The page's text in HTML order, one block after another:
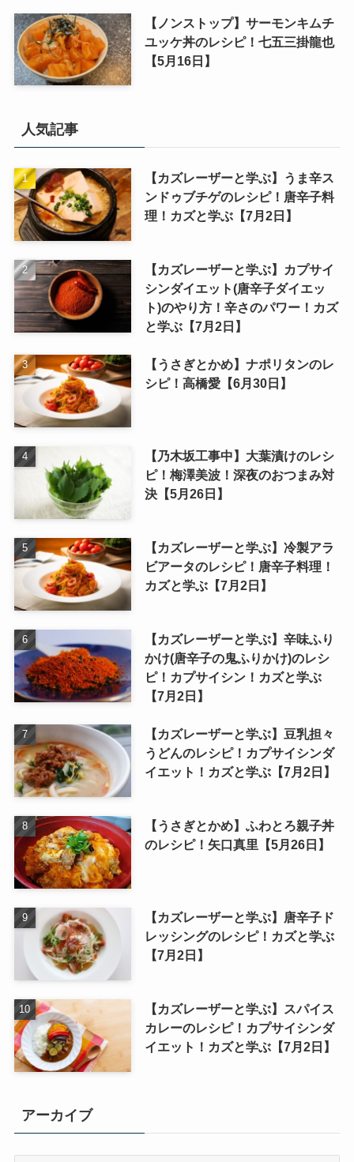
【ノンストップ】サーモンキムチ
ユッケ丼のレシピ！七五三掛龍也
【5月16日】
人気記事
【カズレーザーと学ぶ】うま辛ス
ンドゥブチゲのレシピ！唐辛子料
理！カズと学ぶ【7月2日】
【カズレーザーと学ぶ】カプサイ
シンダイエット(唐辛子ダイエッ
ト)のやり方！辛さのパワー！カズ
と学ぶ【7月2日】
【うさぎとかめ】ナポリタンのレ
シピ！高橋愛【6月30日】
【乃木坂工事中】大葉漬けのレシ
ピ！梅澤美波！深夜のおつまみ対
決【5月26日】
【カズレーザーと学ぶ】冷製アラ
ビアータのレシピ！唐辛子料理！
カズと学ぶ【7月2日】
【カズレーザーと学ぶ】辛味ふり
かけ(唐辛子の鬼ふりかけ)のレシ
ピ！カプサイシン！カズと学ぶ
【7月2日】
【カズレーザーと学ぶ】豆乳担々
うどんのレシピ！カプサイシンダ
イエット！カズと学ぶ【7月2日】
【うさぎとかめ】ふわとろ親子丼
のレシピ！矢口真里【5月26日】
【カズレーザーと学ぶ】唐辛子ド
レッシングのレシピ！カズと学ぶ
【7月2日】
【カズレーザーと学ぶ】スパイス
カレーのレシピ！カプサイシンダ
イエット！カズと学ぶ【7月2日】
アーカイブ